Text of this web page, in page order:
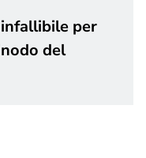
per
del